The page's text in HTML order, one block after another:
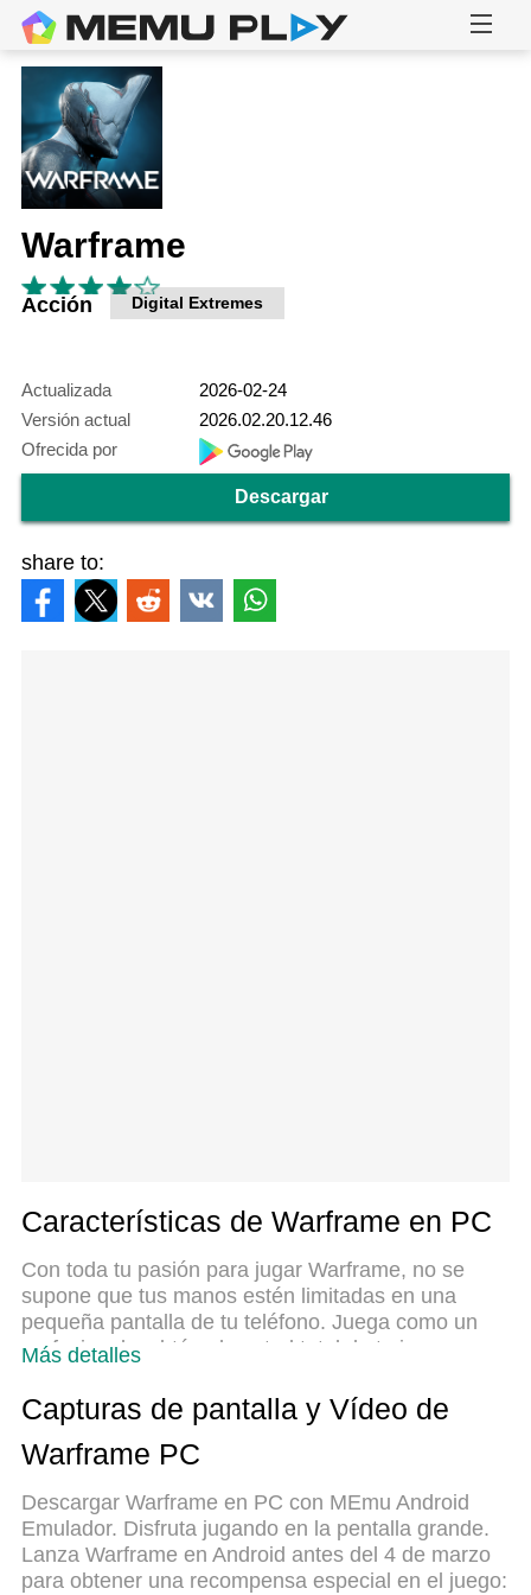
Warframe
Acción Digital Extremes
Actualizada
2026-02-24
Versión actual
2026.02.20.12.46
Ofrecida por
Descargar
share to:
Características de Warframe en PC
Con toda tu pasión para jugar Warframe, no se
supone que tus manos estén limitadas en una
pequeña pantalla de tu teléfono. Juega como un
profesional y obtén el control total de tu juego con
cosas que espera. Descargar y jugar Warframe en
PC. Juega todo el tiempo que quieras, sin más
limitaciones de batería, datos móviles y llamadas
para jugar Warframe en PC. Preparado con nuestra
experiencia, el exquisito sistema de keymapping
preestablecido convierte a Warframe en un
verdadero juego de PC. Codificado con nuestra
Más detalles
Capturas de pantalla y Vídeo de
Warframe PC
Descargar Warframe en PC con MEmu Android
Emulador. Disfruta jugando en la pentalla grande.
Lanza Warframe en Android antes del 4 de marzo
para obtener una recompensa especial en el juego: